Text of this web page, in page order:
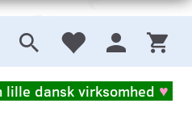
dansk virksomhed ♥